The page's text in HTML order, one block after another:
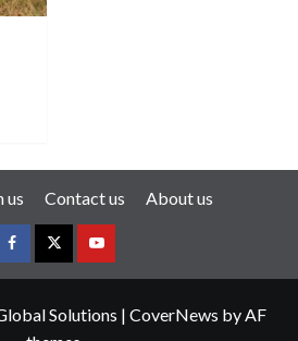
us Contact us About us
Solutions | CoverNews by AF